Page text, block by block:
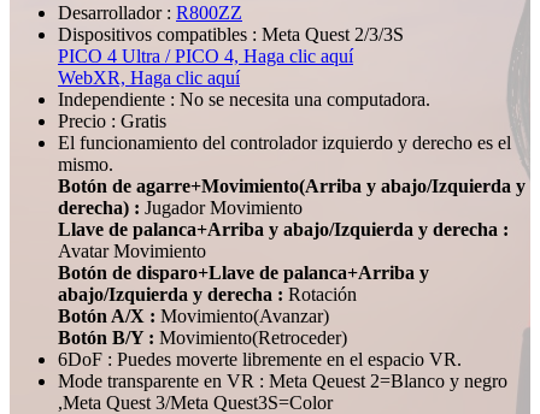
Desarrollador : R800ZZ
Dispositivos compatibles : Meta Quest 2/3/3S
PICO 4 Ultra / PICO 4, Haga clic aquí
WebXR, Haga clic aquí
Independiente : No se necesita una computadora.
Precio : Gratis
El funcionamiento del controlador izquierdo y derecho es el
mismo.
Botón de agarre+Movimiento(Arriba y abajo/Izquierda y
derecha) : Jugador Movimiento
Llave de palanca+Arriba y abajo/Izquierda y derecha :
Avatar Movimiento
Botón de disparo+Llave de palanca+Arriba y
abajo/Izquierda y derecha : Rotación
Botón A/X : Movimiento(Avanzar)
Botón B/Y : Movimiento(Retroceder)
6DoF : Puedes moverte libremente en el espacio VR.
Mode transparente en VR : Meta Qeuest 2=Blanco y negro
,Meta Quest 3/Meta Quest3S=Color